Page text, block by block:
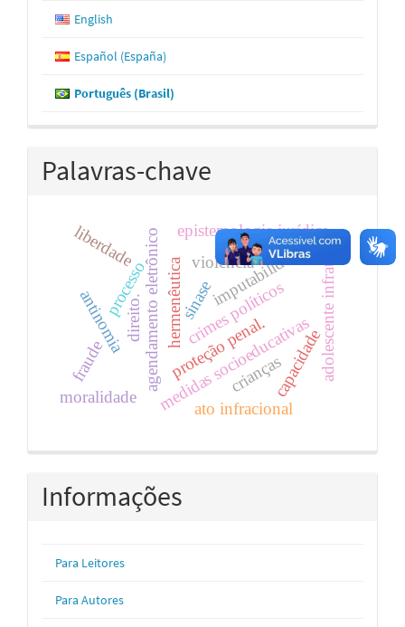
English
Español (España)
Português (Brasil)
Palavras-chave
agendamento eletrônicomedidas socioeducativas
imputabilidade
capacidade
proteção penal.
sinase
ato infracional
hermenêutica adolescente infrator
crimes políticos
processo
epistemologia jurídica
violência
antinomiadireito.
moralidade
liberdade
fraude crianças
Informações
Para Leitores
Para Autores